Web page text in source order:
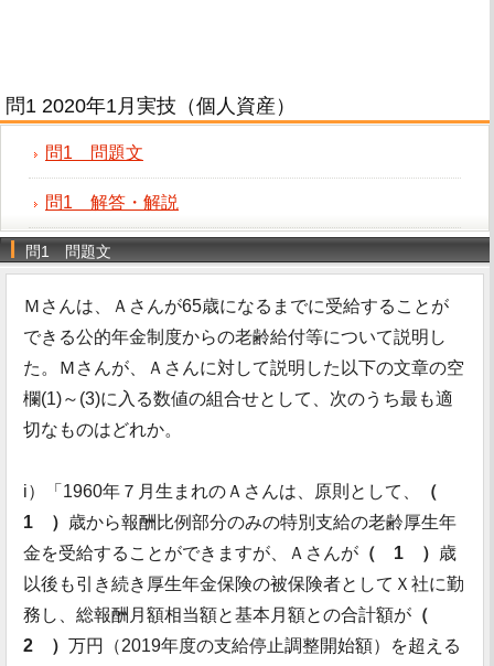
問1 2020年1月実技（個人資産）
問1 問題文
問1 解答・解説
問1 問題文
Ｍさんは、Ａさんが65歳になるまでに受給することが
できる公的年金制度からの老齢給付等について説明し
た。Ｍさんが、Ａさんに対して説明した以下の文章の空
欄(1)～(3)に入る数値の組合せとして、次のうち最も適
切なものはどれか。
i）「1960年７月生まれのＡさんは、原則として、
（
1 ） 歳から報酬比例部分のみの特別支給の老齢厚生年
金を受給することができますが、Ａさんが （ 1 ） 歳
以後も引き続き厚生年金保険の被保険者としてＸ社に勤
務し、総報酬月額相当額と基本月額との合計額が （
2 ） 万円（2019年度の支給停止調整開始額）を超える